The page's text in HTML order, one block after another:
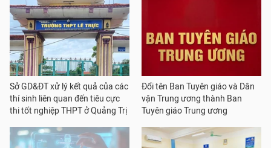
Sở GD&ĐT xử lý kết quả của các
thí sinh liên quan đến tiêu cực
thi tốt nghiệp THPT ở Quảng Trị
Đổi tên Ban Tuyên giáo và Dân
vận Trung ương thành Ban
Tuyên giáo Trung ương